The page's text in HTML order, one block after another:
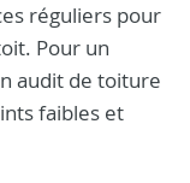
réguliers pour
Pour un
audit de toiture
faibles et